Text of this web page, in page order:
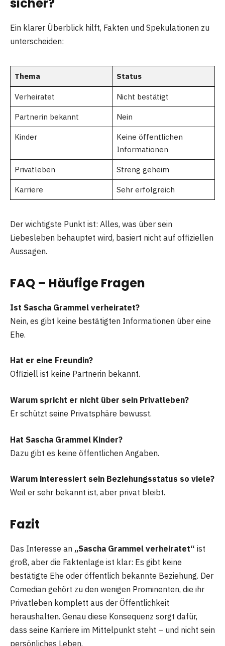
Ein klarer Überblick hilft, Fakten und Spekulationen zu
unterscheiden:
Thema Status
Verheiratet Nicht bestätigt
Partnerin bekannt Nein
Kinder
Keine öffentlichen
Informationen
Privatleben Streng geheim
Karriere Sehr erfolgreich
Der wichtigste Punkt ist: Alles, was über sein
Liebesleben behauptet wird, basiert nicht auf offiziellen
Aussagen.
FAQ – Häufige Fragen
Ist Sascha Grammel verheiratet?
Nein, es gibt keine bestätigten Informationen über eine
Ehe.
Hat er eine Freundin?
Offiziell ist keine Partnerin bekannt.
Warum spricht er nicht über sein Privatleben?
Er schützt seine Privatsphäre bewusst.
Hat Sascha Grammel Kinder?
Dazu gibt es keine öffentlichen Angaben.
Warum interessiert sein Beziehungsstatus so viele?
Weil er sehr bekannt ist, aber privat bleibt.
Fazit
Das Interesse an „Sascha Grammel verheiratet“ ist
groß, aber die Faktenlage ist klar: Es gibt keine
bestätigte Ehe oder öffentlich bekannte Beziehung. Der
Comedian gehört zu den wenigen Prominenten, die ihr
Privatleben komplett aus der Öffentlichkeit
heraushalten. Genau diese Konsequenz sorgt dafür,
dass seine Karriere im Mittelpunkt steht – und nicht sein
persönliches Leben.